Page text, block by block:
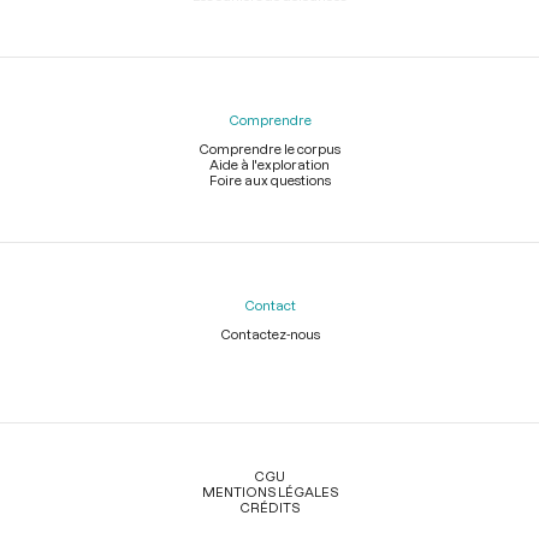
Comprendre
Comprendre le corpus
Aide à l'exploration
Foire aux questions
Contact
Contactez-nous
Légal
CGU
MENTIONS LÉGALES
CRÉDITS